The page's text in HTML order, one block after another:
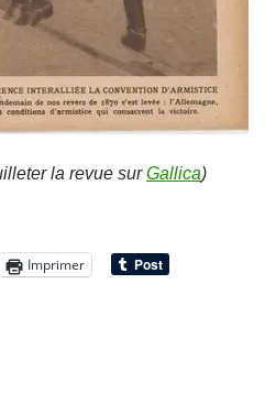
la revue surGallica)
Imprimer